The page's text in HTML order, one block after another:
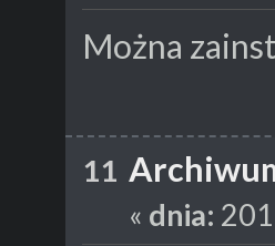
Można
11
« dnia: